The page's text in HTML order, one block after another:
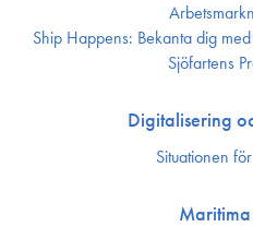
Ship Happens: Bekanta dig
Sjöfartens
Digitalisering
Situationen